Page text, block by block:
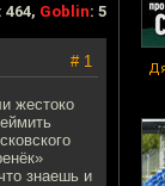
464, Goblin: 5
# 1
жестоко
знаешь и